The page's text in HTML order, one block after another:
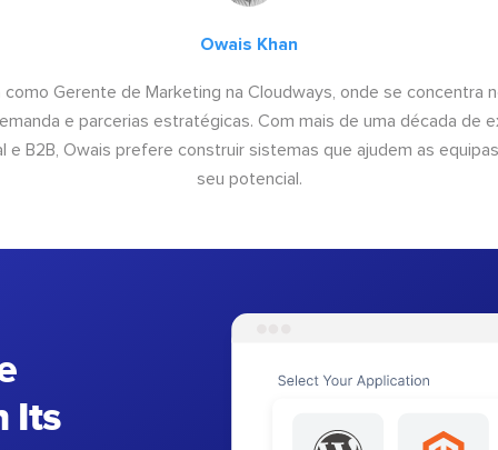
Owais Khan
como Gerente de Marketing na Cloudways, onde se concentra
e parcerias estratégicas. Com mais de uma década de
e B2B, Owais prefere construir sistemas que ajudem as
seu potencial.
Its